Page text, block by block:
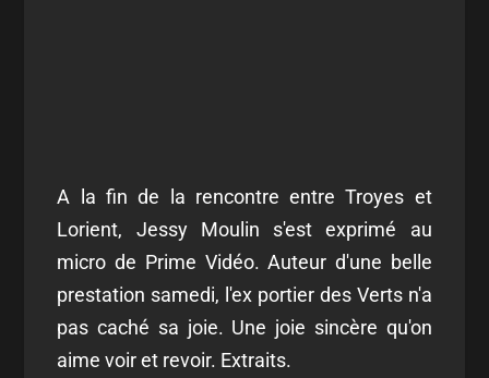
A la fin de la rencontre entre Troyes et
Lorient, Jessy Moulin s'est exprimé au
micro de Prime Vidéo. Auteur d'une belle
prestation samedi, l'ex portier des Verts n'a
pas caché sa joie. Une joie sincère qu'on
aime voir et revoir. Extraits.